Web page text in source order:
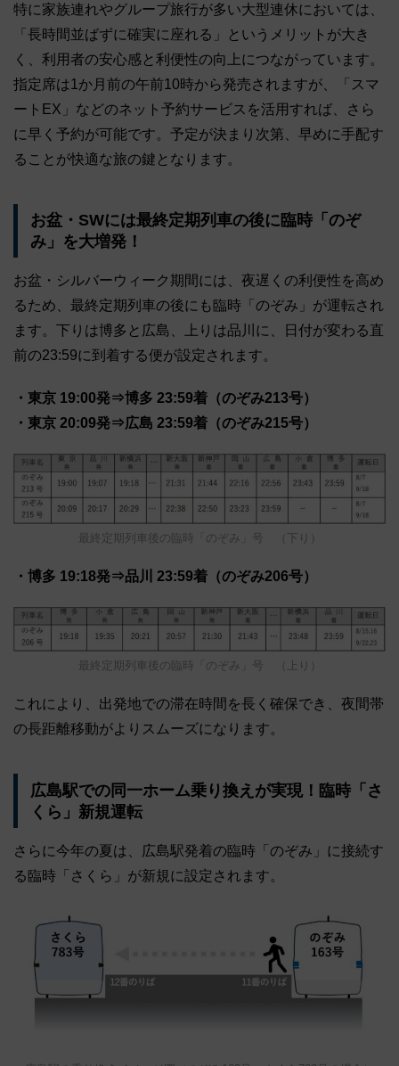
特に家族連れやグループ旅行が多い大型連休においては、
「長時間並ばずに確実に座れる」というメリットが大き
く、利用者の安心感と利便性の向上につながっています。
指定席は1か月前の午前10時から発売されますが、「スマ
ートEX」などのネット予約サービスを活用すれば、さら
に早く予約が可能です。予定が決まり次第、早めに手配す
ることが快適な旅の鍵となります。
お盆・SWには最終定期列車の後に臨時「のぞ
み」を大増発！
お盆・シルバーウィーク期間には、夜遅くの利便性を高め
るため、最終定期列車の後にも臨時「のぞみ」が運転され
ます。下りは博多と広島、上りは品川に、日付が変わる直
前の23:59に到着する便が設定されます。
・東京 19:00発⇒博多 23:59着（のぞみ213号）
・東京 20:09発⇒広島 23:59着（のぞみ215号）
最終定期列車後の臨時「のぞみ」号 （下り）
・博多 19:18発⇒品川 23:59着（のぞみ206号）
最終定期列車後の臨時「のぞみ」号 （上り）
これにより、出発地での滞在時間を長く確保でき、夜間帯
の長距離移動がよりスムーズになります。
広島駅での同一ホーム乗り換えが実現！臨時「さ
くら」新規運転
さらに今年の夏は、広島駅発着の臨時「のぞみ」に接続す
る臨時「さくら」が新規に設定されます。